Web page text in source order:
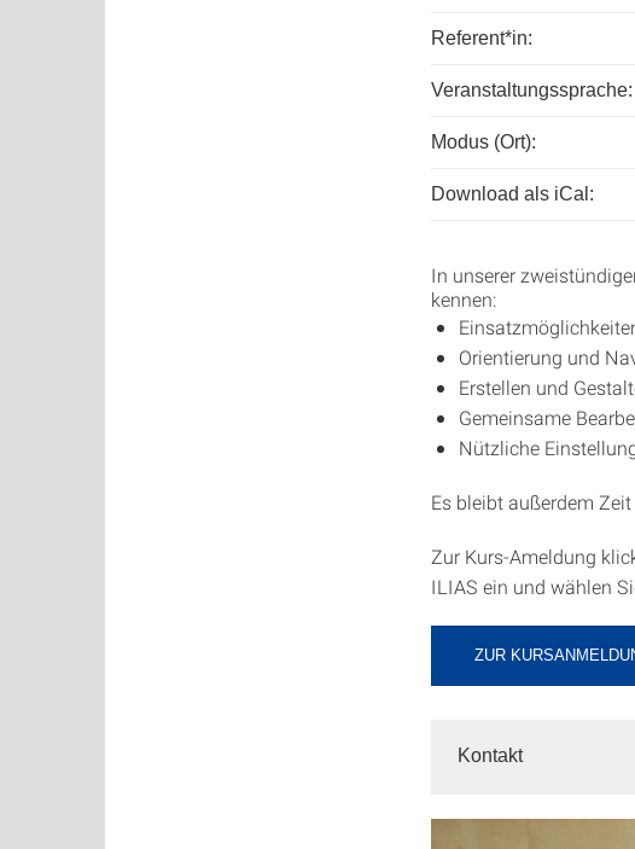
Referent*in:
Veranstaltungssprache:
Modus (Ort):
Download als iCal:
In unserer
kennen:
Orientierung und
Erstellen und
Gemeinsame
Nützliche
Es bleibt außerdem
Zur Kurs-Ameldung
ILIAS ein und wählen
ZUR
Kontakt